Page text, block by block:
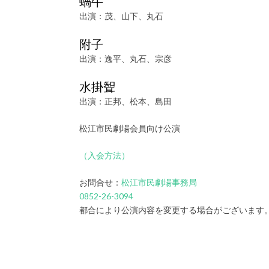
出演：茂、山下、丸石
附子
出演：逸平、丸石、宗彦
水掛聟
出演：正邦、松本、島田
松江市民劇場会員向け公演
（入会方法）
お問合せ： 松江市民劇場事務局
0852-26-3094
都合により公演内容を変更する場合がございます